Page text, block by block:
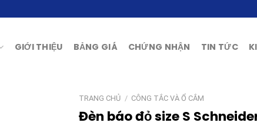
GIỚI THIỆU BẢNG GIÁ CHỨNG NHẬN TIN TỨC
TRANG CHỦ / CÔNG TẮC VÀ Ổ CẮM
Đèn báo đỏ size S